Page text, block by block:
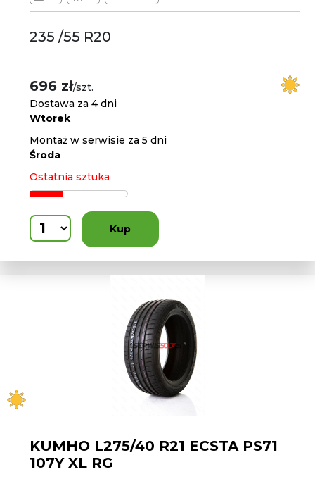
235 /55 R20
696 zł/szt.
Dostawa za 4 dni
Wtorek
Montaż w serwisie za 5 dni
Środa
Ostatnia sztuka
Kup
KUMHO L275/40 R21 ECSTA PS71
107Y XL RG